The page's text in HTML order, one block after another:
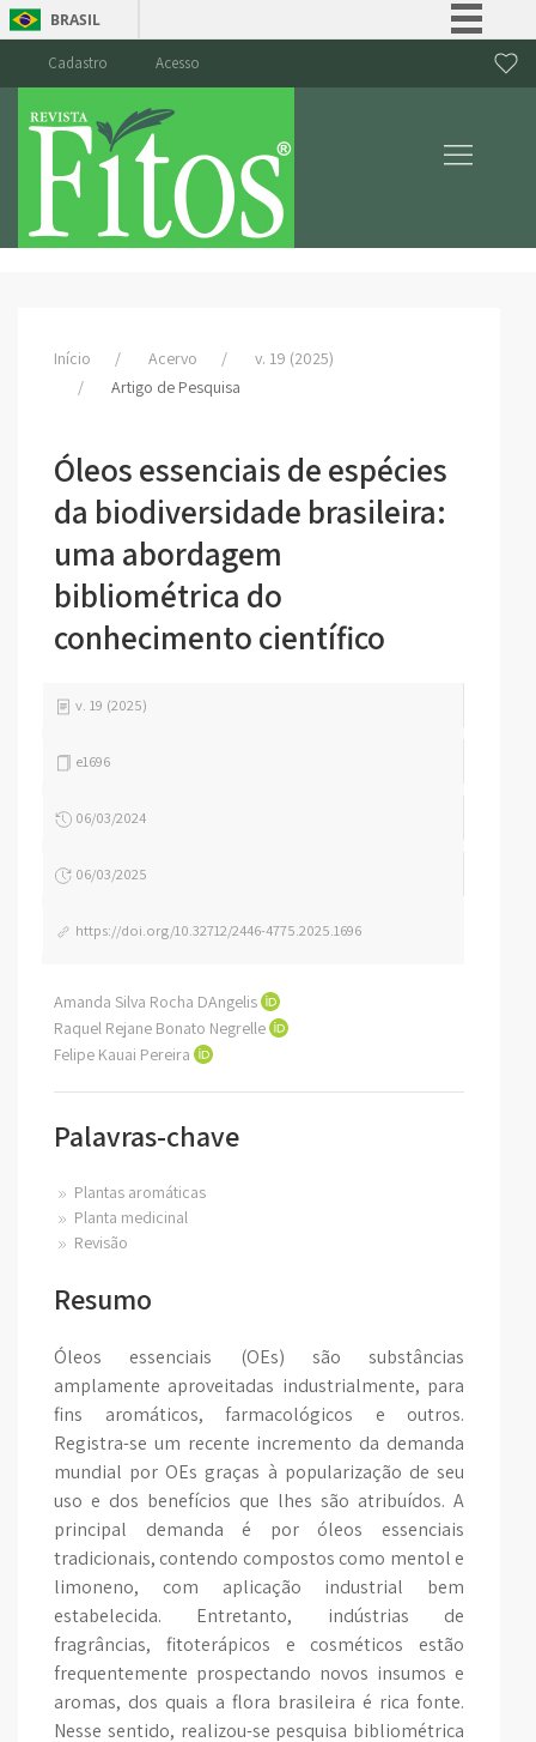
BRASIL
Canais
Cadastro Acesso
Início Acervo
v. 19 (2025)
Artigo de Pesquisa
Óleos essenciais de espécies
da biodiversidade brasileira:
uma abordagem
bibliométrica do
conhecimento científico
v. 19 (2025)
e1696
06/03/2024
06/03/2025
https://doi.org/10.32712/2446-4775.2025.1696
Amanda Silva Rocha DAngelis
Raquel Rejane Bonato Negrelle
Felipe Kauai Pereira
Palavras-chave
Plantas aromáticas
Planta medicinal
Revisão
Resumo
Óleos essenciais (OEs) são substâncias
amplamente aproveitadas industrialmente, para
fins aromáticos, farmacológicos e outros.
Registra-se um recente incremento da demanda
mundial por OEs graças à popularização de seu
uso e dos benefícios que lhes são atribuídos. A
principal demanda é por óleos essenciais
tradicionais, contendo compostos como mentol e
limoneno, com aplicação industrial bem
estabelecida. Entretanto, indústrias de
fragrâncias, fitoterápicos e cosméticos estão
frequentemente prospectando novos insumos e
aromas, dos quais a flora brasileira é rica fonte.
Nesse sentido, realizou-se pesquisa bibliométrica